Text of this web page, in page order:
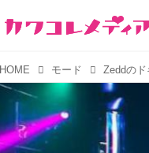
HOME モード